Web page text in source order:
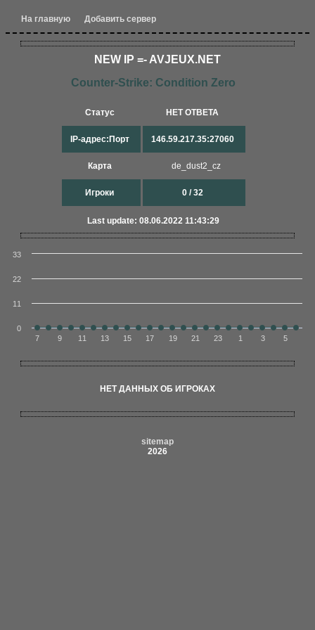
На главную Добавить сервер
NEW IP =- AVJEUX.NET
Counter-Strike: Condition Zero
Статус
IP-адрес:Порт
Карта
Игроки
НЕТ ОТВЕТА
146.59.217.35:27060
de_dust2_cz
0 / 32
Last update: 08.06.2022 11:43:29
7 9 11 13 15 17 19 21 23 1 3 5
0
11
22
33
НЕТ ДАННЫХ ОБ ИГРОКАХ
sitemap
2026